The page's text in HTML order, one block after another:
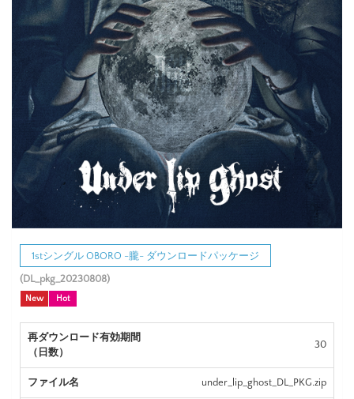
1stシングル OBORO -朧- ダウンロードパッケージ
(DL_pkg_20230808)
New Hot
再ダウンロード有効期間
（日数）
30
ファイル名 under_lip_ghost_DL_PKG.zip